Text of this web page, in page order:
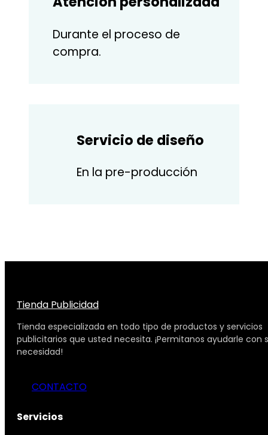
Durante el proceso de
compra.
Servicio de diseño
En la pre-producción
Tienda Publicidad
Tienda especializada en todo tipo de productos y servicios
publicitarios que usted necesita. ¡Permitanos ayudarle con
necesidad!
CONTACTO
Servicios